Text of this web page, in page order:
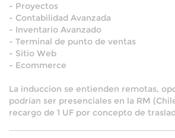
- Proyectos
- Contabilidad Avanzada
- Inventario Avanzado
- Terminal de punto de ventas
- Sitio Web
- Ecommerce
La induccion se entienden remotas,
podrían ser presenciales en la RM
recargo de 1 UF por concepto de